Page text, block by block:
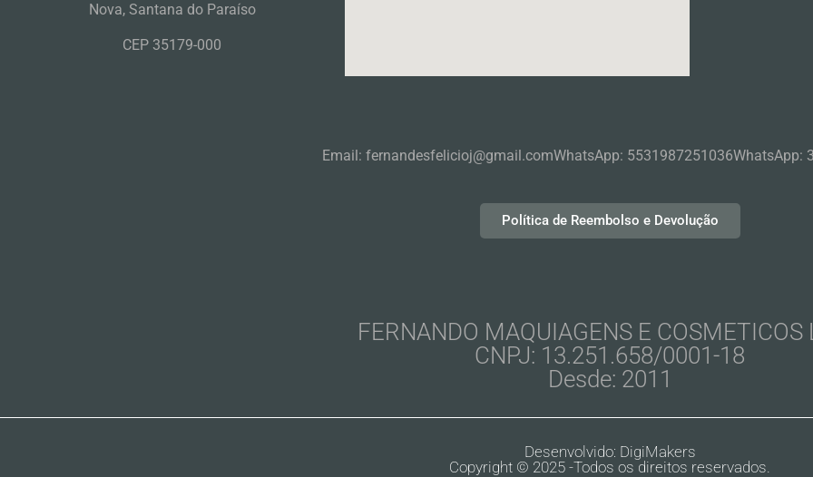
Nova, Santana do Paraíso
CEP 35179-000
Email: fernandesfelicioj@gmail.comWhatsApp: 5531987251036WhatsApp:
Política de Reembolso e Devolução
FERNANDO MAQUIAGENS E COSMETICOS
CNPJ: 13.251.658/0001-18
Desde: 2011
Desenvolvido: DigiMakers
Copyright © 2025 -Todos os direitos reservados.